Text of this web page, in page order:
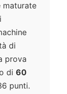
maturate
di
prova
di 60
punti.